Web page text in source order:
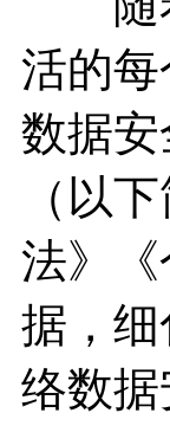
活的
数据
（以
法》
据，
络数